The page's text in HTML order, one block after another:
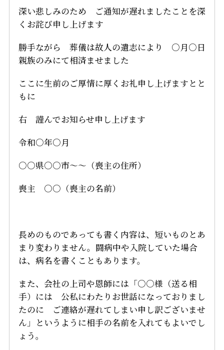
深い悲しみのため ご通知が遅れましたことを深
くお詫び申し上げます
勝手ながら 葬儀は故人の遺志により ○月○日
親族のみにて相済ませました
ここに生前のご厚情に厚くお礼申し上げますとと
もに
右 謹んでお知らせ申し上げます
令和○年○月
○○県○○市～～（喪主の住所）
喪主 ○○（喪主の名前）
長めのものであっても書く内容は、短いものとあ
まり変わりません。闘病中や入院していた場合
は、病名を書くこともあります。
また、会社の上司や恩師には「○○様（送る相
手）には 公私にわたりお世話になっておりまし
たのに ご連絡が遅れてしまい申し訳ございませ
ん」というように相手の名前を入れてもよいでし
ょう。